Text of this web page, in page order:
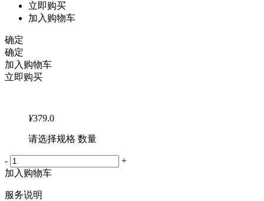
立即购买
加入购物车
确定
确定
加入购物车
立即购买
¥379.0
请选择规格 数量
-
+
加入购物车
服务说明